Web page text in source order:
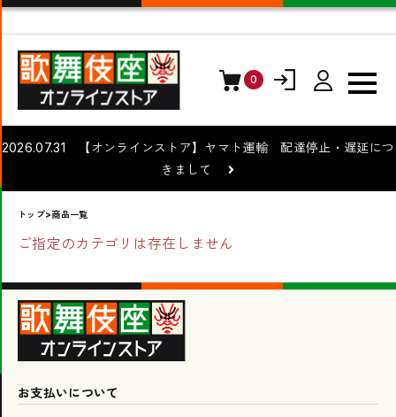
0
ログイン
2026.07.31 【オンラインストア】ヤマト運輸 配達停止・遅延につ
きまして
トップ>商品一覧
ご指定のカテゴリは存在しません
お支払いについて